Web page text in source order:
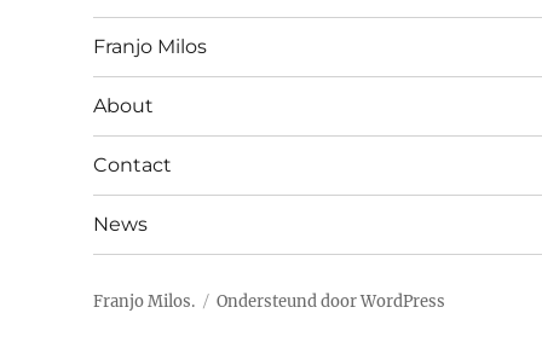
Franjo Milos
About
Contact
News
Franjo Milos. Ondersteund door WordPress